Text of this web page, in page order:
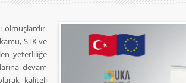
olmuşlardır.
STK ve
yeterliliğe
devam
kaliteli